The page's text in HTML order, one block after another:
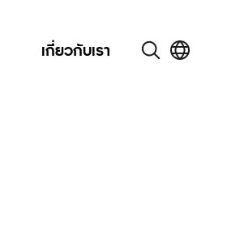
เกี่ยวกับเรา